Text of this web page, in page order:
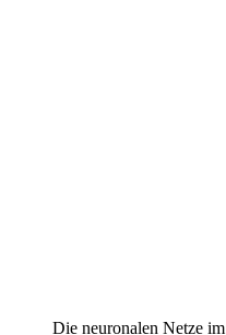
Die neuronalen Netze